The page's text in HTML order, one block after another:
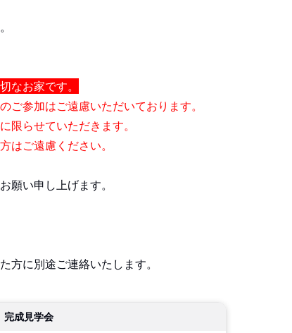
なお家です。
ご参加はご遠慮いただいております。
限らせていただきます。
はご遠慮ください。
願い申し上げます。
に別途ご連絡いたします。
完成見学会